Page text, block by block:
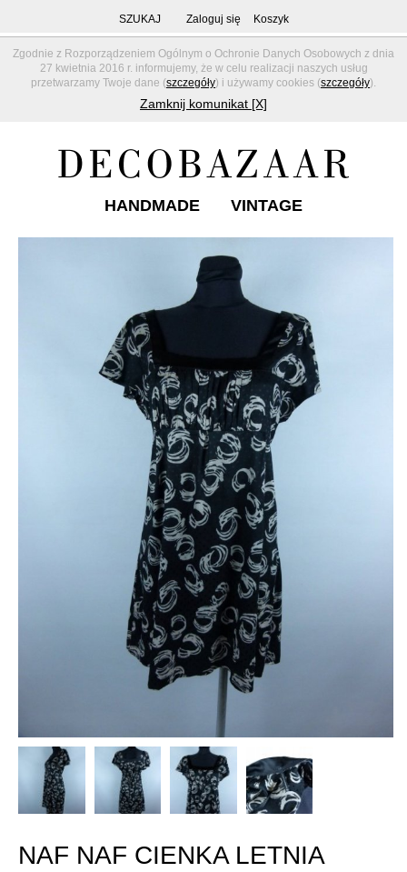
Zgodnie z Rozporządzeniem Ogólnym o Ochronie Danych Osobowych z dnia
27 kwietnia 2016 r. informujemy, że w celu realizacji naszych usług
przetwarzamy Twoje dane (szczegóły) i używamy cookies (szczegóły).
Zamknij komunikat [X]
SZUKAJ Zaloguj się Koszyk
HANDMADE VINTAGE
NAF NAF CIENKA LETNIA